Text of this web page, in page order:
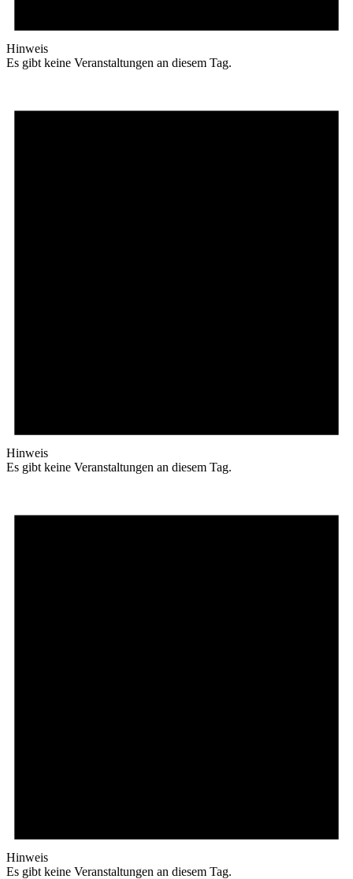
Hinweis
Es gibt keine Veranstaltungen an diesem Tag.
Hinweis
Es gibt keine Veranstaltungen an diesem Tag.
Hinweis
Es gibt keine Veranstaltungen an diesem Tag.